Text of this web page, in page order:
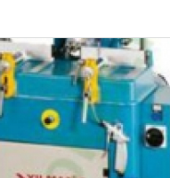
ДЛЯ ФРЕЗЕРОВАНИЯ
ОТВЕРСТИЙ